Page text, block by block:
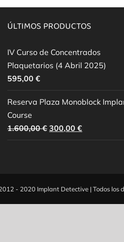
ÚLTIMOS PRODUCTOS
IV Curso de Concentrados
Plaquetarios (4 Abril 2025)
595,00€
Reserva Plaza Monoblock
Course
1.600,00€ El
precio
300,00€
precio
- 2020 Implant Detective | Todos los